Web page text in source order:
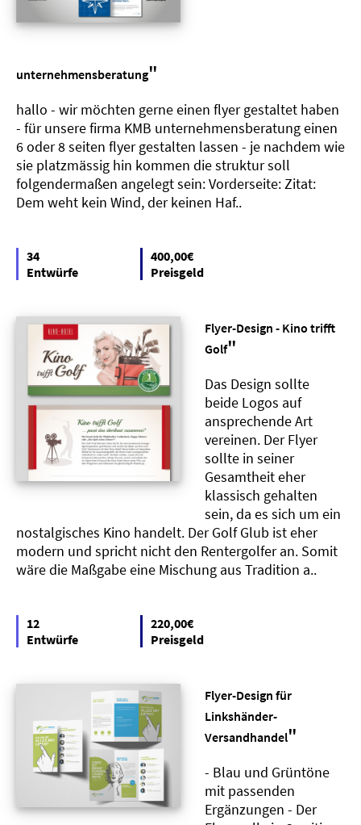
unternehmensberatung"
hallo - wir möchten gerne einen flyer gestaltet haben
- für unsere firma KMB unternehmensberatung einen
6 oder 8 seiten flyer gestalten lassen - je nachdem wie
sie platzmässig hin kommen die struktur soll
folgendermaßen angelegt sein: Vorderseite: Zitat:
Dem weht kein Wind, der keinen Haf..
34
Entwürfe
400,00€
Preisgeld
Flyer-Design - Kino trifft
Golf"
Das Design sollte
beide Logos auf
ansprechende Art
vereinen. Der Flyer
sollte in seiner
Gesamtheit eher
klassisch gehalten
sein, da es sich um ein
nostalgisches Kino handelt. Der Golf Glub ist eher
modern und spricht nicht den Rentergolfer an. Somit
wäre die Maßgabe eine Mischung aus Tradition a..
12
Entwürfe
220,00€
Preisgeld
Flyer-Design für
Linkshänder-
Versandhandel"
- Blau und Grüntöne
mit passenden
Ergänzungen - Der